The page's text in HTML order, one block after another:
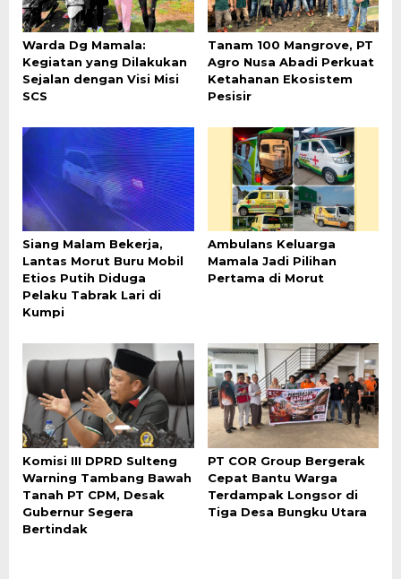
Warda Dg Mamala:
Kegiatan yang Dilakukan
Sejalan dengan Visi Misi
SCS
Tanam 100 Mangrove, PT
Agro Nusa Abadi Perkuat
Ketahanan Ekosistem
Pesisir
Siang Malam Bekerja,
Lantas Morut Buru Mobil
Etios Putih Diduga
Pelaku Tabrak Lari di
Kumpi
Ambulans Keluarga
Mamala Jadi Pilihan
Pertama di Morut
Komisi III DPRD Sulteng
Warning Tambang Bawah
Tanah PT CPM, Desak
Gubernur Segera
Bertindak
PT COR Group Bergerak
Cepat Bantu Warga
Terdampak Longsor di
Tiga Desa Bungku Utara